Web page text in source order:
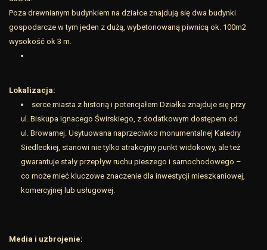
Poza drewnianym budynkiem na działce znajdują się dwa budynki
gospodarcze w tym jeden z dużą, wybetonowaną piwnicą ok. 100m2
wysokość ok 3 m.
Lokalizacja:
serce miasta z historią i potencjałem Działka znajduje się przy
ul. Biskupa Ignacego Świrskiego, z dodatkowym dostępem od
ul. Browarnej. Usytuowana naprzeciwko monumentalnej Katedry
Siedleckiej, stanowi nie tylko atrakcyjny punkt widokowy, ale też
gwarantuje stały przepływ ruchu pieszego i samochodowego –
co może mieć kluczowe znaczenie dla inwestycji mieszkaniowej,
komercyjnej lub usługowej.
Media i uzbrojenie: